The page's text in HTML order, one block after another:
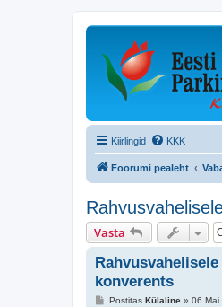
Kiirlingid KKK
Foorumi pealeht
Vasta
konverents
PPostitas Külaline» 06 Mai